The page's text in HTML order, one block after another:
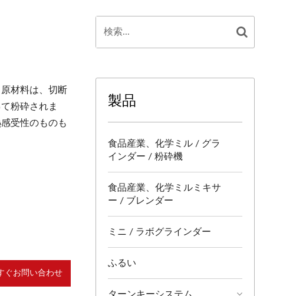
材料は、切断
粉砕されま
受性のものも
ぐお問い合わせ
製品
食品産業、化学ミル / グラ
インダー / 粉砕機
食品産業、化学ミルミキサ
ー / ブレンダー
ミニ / ラボグラインダー
ふるい